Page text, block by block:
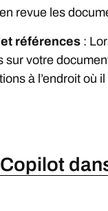
revue les
références :
sur votre
à l’endroit où